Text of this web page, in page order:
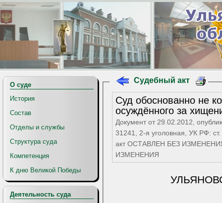
О суде
История
Состав
Отделы и службы
Структура суда
Компетенция
К дню Великой Победы
Деятельность суда
Судебный акт
Суд обоснованно не
осуждённого за
Документ от 29.02.2012,
31241, 2-я уголовная, УК РФ: ст. 158 ч.2 п.а УК РФ: ст.
акт ОСТАВЛЕН БЕЗ
ИЗМЕНЕНИЯ